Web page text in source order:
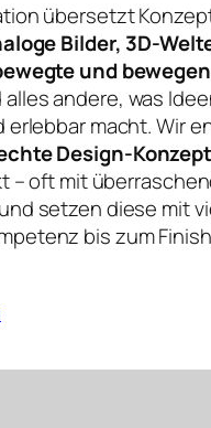
übersetzt
Bilder, 3D-
und
alles andere, was
erlebbar macht. Wir
Design-
– oft mit
setzen diese mit
bis zum